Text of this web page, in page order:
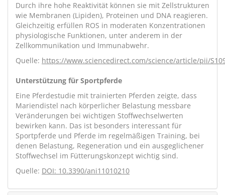
Durch ihre hohe Reaktivität können sie mit Zellstrukturen
wie Membranen (Lipiden), Proteinen und DNA reagieren.
Gleichzeitig erfüllen ROS in moderaten Konzentrationen
physiologische Funktionen, unter anderem in der
Zellkommunikation und Immunabwehr.
Quelle: https://www.sciencedirect.com/science/article/pii/
Unterstützung für Sportpferde
Eine Pferdestudie mit trainierten Pferden zeigte, dass
Mariendistel nach körperlicher Belastung messbare
Veränderungen bei wichtigen Stoffwechselwerten
bewirken kann. Das ist besonders interessant für
Sportpferde und Pferde im regelmäßigen Training, bei
denen Belastung, Regeneration und ein ausgeglichener
Stoffwechsel im Fütterungskonzept wichtig sind.
Quelle: DOI: 10.3390/ani11010210